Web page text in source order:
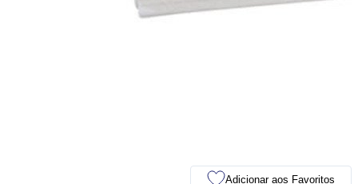
Adicionar aos Favoritos